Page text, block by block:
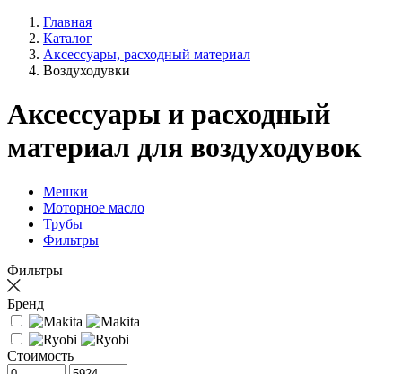
Главная
Каталог
Аксессуары, расходный материал
Воздуходувки
Аксессуары и расходный
материал для воздуходувок
Мешки
Моторное масло
Трубы
Фильтры
Фильтры
Бренд
Стоимость